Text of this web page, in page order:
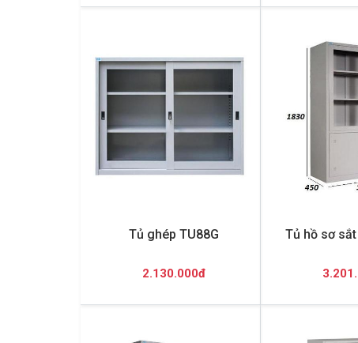
Tủ ghép TU88G
2.130.000đ
Tủ hồ sơ